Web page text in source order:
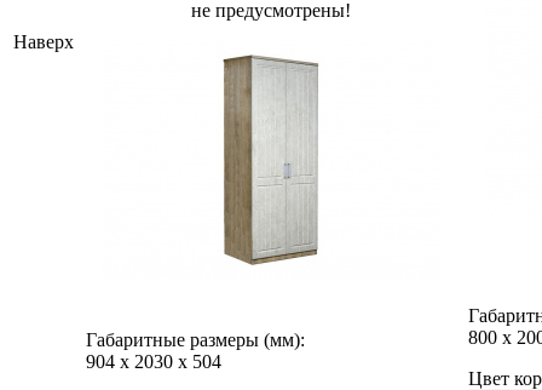
Наверх
не предусмотрены!
Габаритные размеры (мм):
904 х 2030 х 504
800 х
Цвет